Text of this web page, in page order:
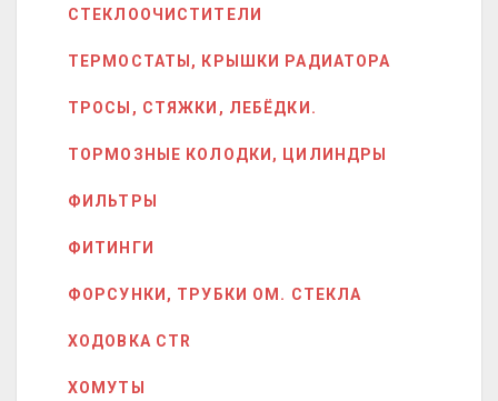
СТЕКЛООЧИСТИТЕЛИ
ТЕРМОСТАТЫ, КРЫШКИ РАДИАТОРА
ТРОСЫ, СТЯЖКИ, ЛЕБЁДКИ.
ТОРМОЗНЫЕ КОЛОДКИ, ЦИЛИНДРЫ
ФИЛЬТРЫ
ФИТИНГИ
ФОРСУНКИ, ТРУБКИ ОМ. СТЕКЛА
ХОДОВКА CTR
ХОМУТЫ